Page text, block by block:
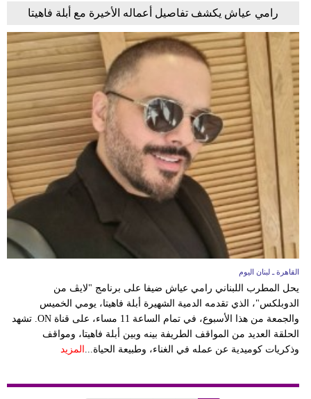
رامي عياش يكشف تفاصيل أعماله الأخيرة مع أبلة فاهيتا
القاهرة ـ لبنان اليوم
يحل المطرب اللبناني رامي عياش ضيفا على برنامج "لايڤ من
الدوبلكس"، الذي تقدمه الدمية الشهيرة أبلة فاهيتا، يومي الخميس
والجمعة من هذا الأسبوع، في تمام الساعة 11 مساء، على قناة ON. تشهد
الحلقة العديد من المواقف الطريفة بينه وبين أبلة فاهيتا، ومواقف
وذكريات كوميدية عن عمله في الغناء، وطبيعة الحياة... المزيد